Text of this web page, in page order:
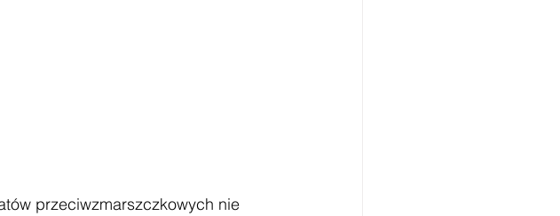
przeciwzmarszczkowych nie